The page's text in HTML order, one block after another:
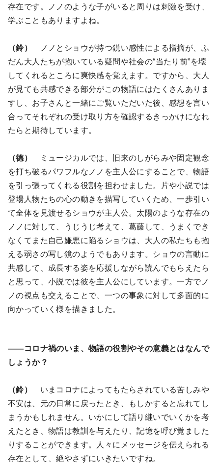
存在です。ノノのような子がいると周りは刺激を受け、
学ぶこともありますよね。
（鈴）
ノノとショウが持つ鋭い感性による指摘が、ふ
だん大人たちが抱いている疑問や社会の“当たり前”を壊
してくれるところに爽快感を覚えます。ですから、大人
が見ても共感できる部分がこの物語にはたくさんありま
すし、お子さんと一緒にご覧いただいた後、感想を言い
合ってそれぞれの受け取り方を確認するきっかけになれ
たらと期待しています。
（德）
ミュージカルでは、旧来のしがらみや固定観念
を打ち破るパワフルなノノを主人公にすることで、物語
を引っ張ってくれる役割を担わせました。片や小説では
登場人物たちの心の動きを描写していくため、一歩引い
て全体を見渡せるショウが主人公。太陽のような存在の
ノノに対して、うじうじ考えて、葛藤して、うまくでき
なくてまた自己嫌悪に陥るショウは、大人の私たちも抱
える弱さの写し鏡のようでもあります。ショウの言動に
共感して、成長する姿を応援しながら読んでもらえたら
と思って、小説では彼を主人公にしています。一方でノ
ノの視点も交えることで、一つの事象に対して多面的に
向かっていく様を描きました。
――コロナ禍のいま、物語の役割やその意義とはなんで
しょうか？
（鈴）
いまコロナによってもたらされている苦しみや
不安は、元の日常に戻ったとき、もしかすると忘れてし
まうかもしれません。いかにして語り継いでいくかを考
えたとき、物語は教訓を与えたり、記憶を呼び覚ました
りすることができます。人々にメッセージを伝えられる
存在として、絶やさずにいきたいですね。